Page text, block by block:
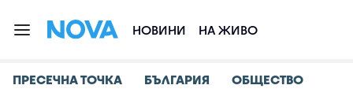
НОВИНИ НА ЖИВО
ПРЕСЕЧНА ТОЧКА БЪЛГАРИЯ ОБЩЕСТВО